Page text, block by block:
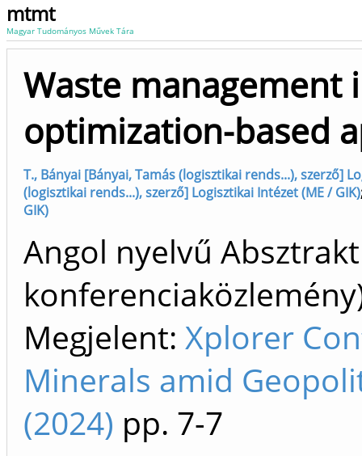
mtmt
Magyar Tudományos Művek Tára
Waste management
optimization-based
T., Bányai [Bányai, Tamás (logisztikai rends...), szerző]
(logisztikai rends...), szerző] Logisztikai Intézet (ME / GIK)
GIK)
Angol nyelvű
Megjelent: Xplorer
Minerals amid
(2024) pp. 7-7